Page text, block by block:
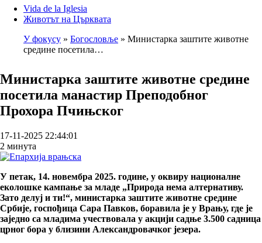
Vida de la Iglesia
Животът на Църквата
Breadcrumb
У фокусу Богословље
Министарка заштите животне
средине посетила…
Министарка заштите животне средине
посетила манастир Преподобног
Прохора Пчињског
17-11-2025 22:44:01
2 минута
У петак, 14. новембра 2025. године, у оквиру националне
еколошке кампање за младе „Природа нема алтернативу.
Зато делуј и ти!“, министарка заштите животне средине
Србије, госпођица Сара Павков, боравила је у Врању, где је
заједно са младима учествовала у акцији садње 3.500 садница
црног бора у близини Александровачког језера.